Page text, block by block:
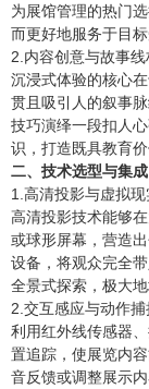
为展馆管理的热门
而更好地服务于目标
2.内容创意与故事线
沉浸式体验的核心
贯且吸引人的叙事
技巧演绎一段扣人
识，打造既具教育
二、技术选型与集成
1.高清投影与虚拟现
高清投影技术能够
或球形屏幕，营造
设备，将观众完全
全景式探索，极大地
2.交互感应与动作捕
利用红外线传感器
置追踪，使展览内
音反馈或调整展示